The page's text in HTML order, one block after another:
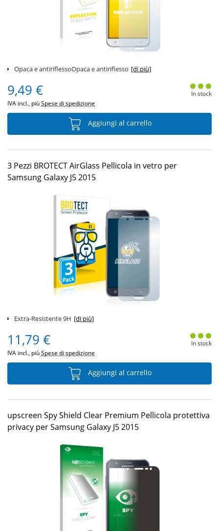
Opaca e antiriflessoOpaca e antiriflesso [di più]
9,49 €
IVA incl., piùSpese di spedizione
In stock
Aggiungi al carrello
3 Pezzi BROTECT AirGlass Pellicola in vetro per
Samsung Galaxy J5 2015
Extra-Resistente 9H [di più]
11,79 €
IVA incl., piùSpese di spedizione
In stock
Aggiungi al carrello
upscreen Spy Shield Clear Premium Pellicola protettiva
privacy per Samsung Galaxy J5 2015